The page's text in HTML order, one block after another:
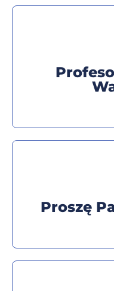
Proszę